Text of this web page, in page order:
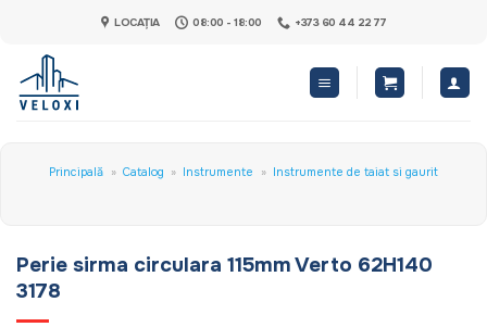
content
LOCAȚIA 08:00 - 18:00 +373 60 44 22 77
Principală » Catalog » Instrumente » Instrumente de taiat si gaurit
Perie sirma circulara 115mm Verto 62H140
3178